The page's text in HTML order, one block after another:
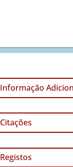
Informação
Citações
Registos